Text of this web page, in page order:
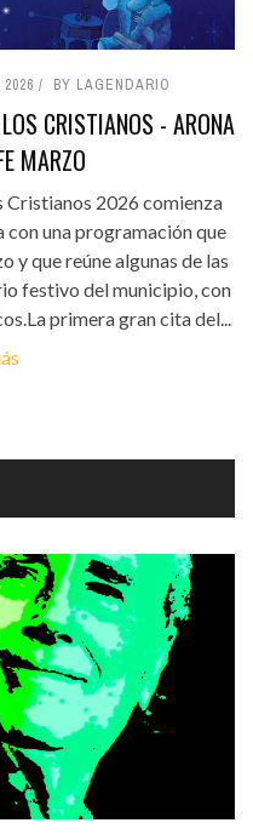
BY LAGENDARIO
CRISTIANOS - ARONA
MARZO
Cristianos 2026 comienza
con una programación que
y que reúne algunas de las
festivo del municipio, con
primera gran cita del...